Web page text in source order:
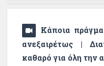
Κάποια
ανεξαιρέτως |
καθαρό για όλη την